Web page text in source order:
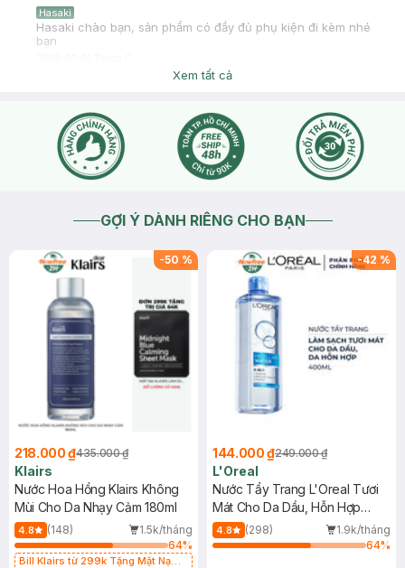
Hasaki
Hasaki chào bạn, sản phẩm có đầy đủ phụ kiện đi kèm nhé
bạn
Xem tất cả
GỢI Ý DÀNH RIÊNG CHO BẠN
-50 %
218.000 ₫435.000 ₫
Klairs
Nước Hoa Hồng Klairs Không
Mùi Cho Da Nhạy Cảm 180ml
4.8 (148)
1.5k/tháng
64%
Bill Klairs từ 299k Tặng Mặt Nạ
-42 %
144.000 ₫249.000 ₫
L'Oreal
Nước Tẩy Trang L'Oreal Tươi
Mát Cho Da Dầu, Hỗn Hợp
400ml
4.8 (298)
1.9k/tháng
64%